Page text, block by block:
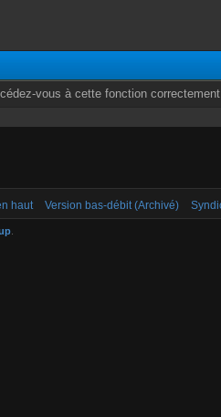
vous à cette fonction
haut Version bas-débit (Archivé)